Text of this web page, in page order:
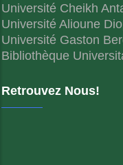
Université Cheikh
Université Alioune
Université Gaston
Bibliothèque
Retrouvez Nous!